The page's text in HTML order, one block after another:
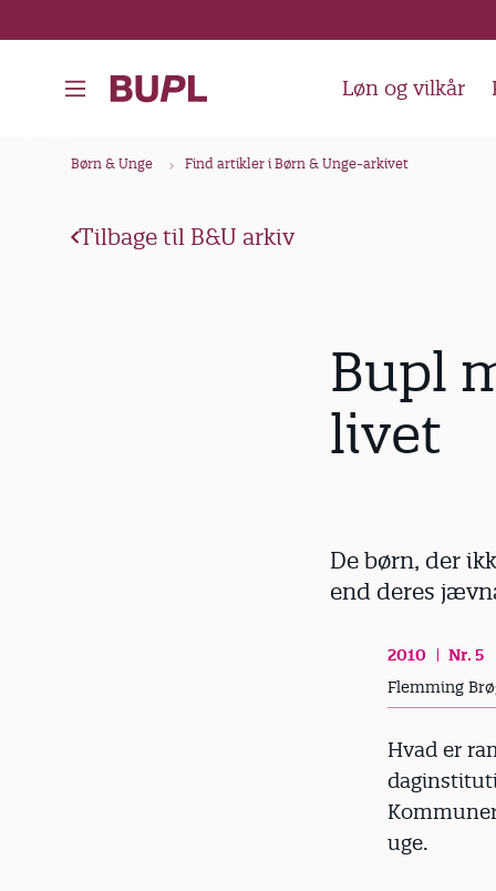
å
Løn og vilkår
Børn & Unge Find artikler i Børn & Unge-arkivet
Tilbage til B&U arkiv
Bupl
livet
De børn, der
end deres
2010
Nr. 5
Flemming
Hvad er
uge.